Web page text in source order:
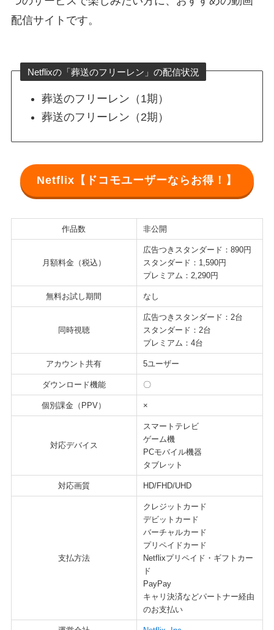
配信サイトです。
Netflixの「葬送のフリーレン」の配信状況
葬送のフリーレン（1期）
葬送のフリーレン（2期）
Netflix【ドコモユーザーならお得！】
作品数 非公開
月額料金（税込）
広告つきスタンダード：890円
スタンダード：1,590円
プレミアム：2,290円
無料お試し期間 なし
同時視聴
広告つきスタンダード：2台
スタンダード：2台
プレミアム：4台
アカウント共有 5ユーザー
ダウンロード機能 〇
個別課金（PPV） ×
対応デバイス
スマートテレビ
ゲーム機
PCモバイル機器
タブレット
対応画質 HD/FHD/UHD
支払方法
クレジットカード
デビットカード
バーチャルカード
プリペイドカード
Netflixプリペイド・ギフトカー
ド
PayPay
キャリ決済などパートナー経由
のお支払い